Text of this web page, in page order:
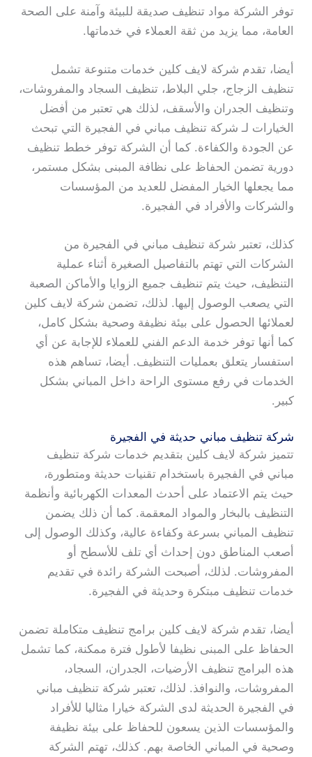
توفر الشركة مواد تنظيف صديقة للبيئة وآمنة على الصحة
العامة، مما يزيد من ثقة العملاء في خدماتها.
أيضا، تقدم شركة لايف كلين خدمات متنوعة تشمل
تنظيف الزجاج، جلي البلاط، تنظيف السجاد والمفروشات،
وتنظيف الجدران والأسقف، لذلك هي تعتبر من أفضل
الخيارات لـ شركة تنظيف مباني في الفجيرة التي تبحث
عن الجودة والكفاءة. كما أن الشركة توفر خطط تنظيف
دورية تضمن الحفاظ على نظافة المبنى بشكل مستمر،
مما يجعلها الخيار المفضل للعديد من المؤسسات
والشركات والأفراد في الفجيرة.
كذلك، تعتبر شركة تنظيف مباني في الفجيرة من
الشركات التي تهتم بالتفاصيل الصغيرة أثناء عملية
التنظيف، حيث يتم تنظيف جميع الزوايا والأماكن الصعبة
التي يصعب الوصول إليها. لذلك، تضمن شركة لايف كلين
لعملائها الحصول على بيئة نظيفة وصحية بشكل كامل،
كما أنها توفر خدمة الدعم الفني للعملاء للإجابة عن أي
استفسار يتعلق بعمليات التنظيف. أيضا، تساهم هذه
الخدمات في رفع مستوى الراحة داخل المباني بشكل
كبير.
شركة تنظيف مباني حديثة في الفجيرة
تتميز شركة لايف كلين بتقديم خدمات شركة تنظيف
مباني في الفجيرة باستخدام تقنيات حديثة ومتطورة،
حيث يتم الاعتماد على أحدث المعدات الكهربائية وأنظمة
التنظيف بالبخار والمواد المعقمة. كما أن ذلك يضمن
تنظيف المباني بسرعة وكفاءة عالية، وكذلك الوصول إلى
أصعب المناطق دون إحداث أي تلف للأسطح أو
المفروشات. لذلك، أصبحت الشركة رائدة في تقديم
خدمات تنظيف مبتكرة وحديثة في الفجيرة.
أيضا، تقدم شركة لايف كلين برامج تنظيف متكاملة تضمن
الحفاظ على المبنى نظيفا لأطول فترة ممكنة، كما تشمل
هذه البرامج تنظيف الأرضيات، الجدران، السجاد،
المفروشات، والنوافذ. لذلك، تعتبر شركة تنظيف مباني
في الفجيرة الحديثة لدى الشركة خيارا مثاليا للأفراد
والمؤسسات الذين يسعون للحفاظ على بيئة نظيفة
وصحية في المباني الخاصة بهم. كذلك، تهتم الشركة